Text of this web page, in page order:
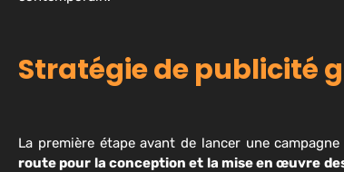
Stratégie de publicité
La première étape avant de lancer une
route pour la conception et la mise en œuvre